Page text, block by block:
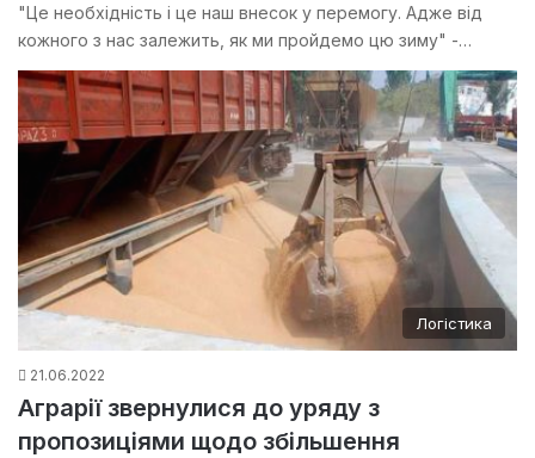
"Це необхідність і це наш внесок у перемогу. Адже від
кожного з нас залежить, як ми пройдемо цю зиму" -…
Логістика
21.06.2022
Аграрії звернулися до уряду з
пропозиціями щодо збільшення